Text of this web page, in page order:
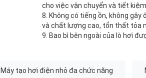
cho việc vận chuyển và tiết
8. Không có tiếng ồn, không
và chất lượng cao, tổn thất tỏa
9. Bao bì bên ngoài của lò hơi
Máy tạo hơi điện nhỏ đa chức năng